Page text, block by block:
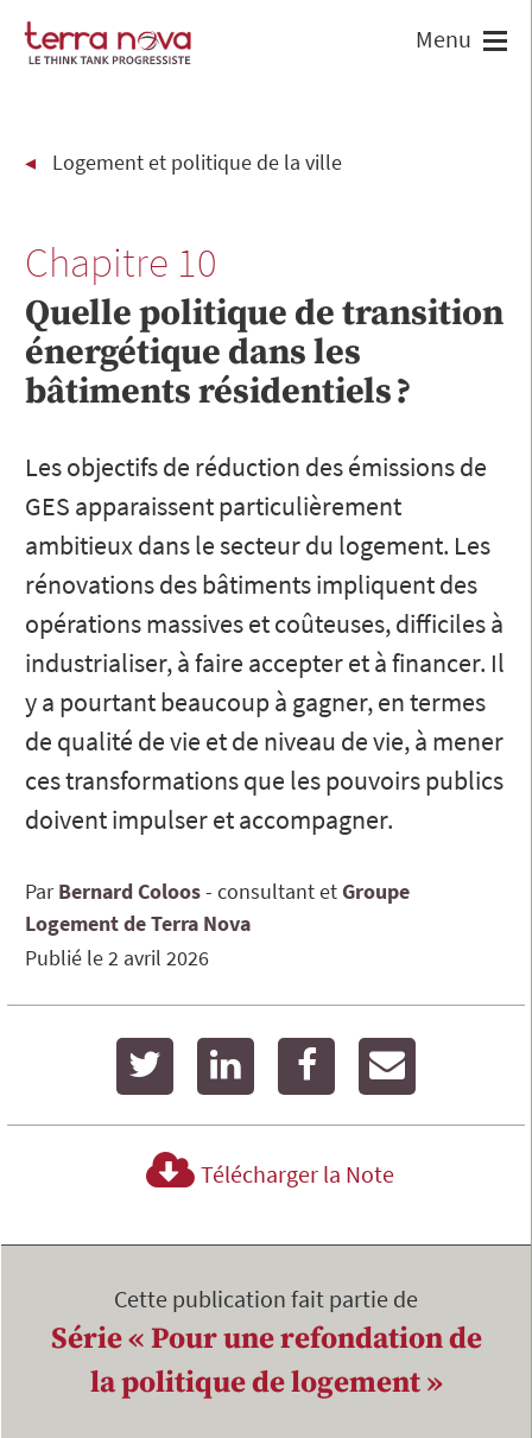
Logement et politique de la ville
Chapitre 10
Quelle politique de transition
énergétique dans les
bâtiments résidentiels ?
Les objectifs de réduction des émissions de
GES apparaissent particulièrement
ambitieux dans le secteur du logement. Les
rénovations des bâtiments impliquent des
opérations massives et coûteuses, difficiles à
industrialiser, à faire accepter et à financer. Il
y a pourtant beaucoup à gagner, en termes
de qualité de vie et de niveau de vie, à mener
ces transformations que les pouvoirs publics
doivent impulser et accompagner.
Par BernardColoos consultant
Groupe
Logement de Terra Nova
Publié le2 avril 2026
twitter linkedin facebook
Télécharger la Note
Cette publication fait partie de
Série « Pour une refondation de
la politique de logement »